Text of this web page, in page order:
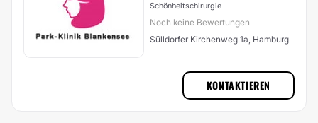
Schönheitschirurgie
Noch keine Bewertungen
Sülldorfer Kirchenweg 1a, Hamburg
KONTAKTIEREN